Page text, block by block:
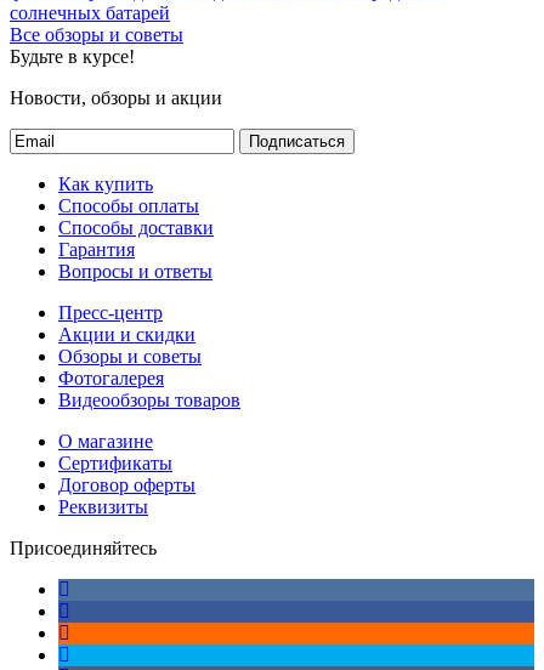
солнечных батарей
Все обзоры и советы
Будьте в курсе!
Новости, обзоры и акции
Подписаться
Как купить
Способы оплаты
Способы доставки
Гарантия
Вопросы и ответы
Пресс-центр
Акции и скидки
Обзоры и советы
Фотогалерея
Видеообзоры товаров
О магазине
Сертификаты
Договор оферты
Реквизиты
Присоединяйтесь